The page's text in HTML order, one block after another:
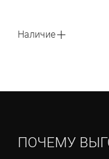
Наличие
ПОЧЕМУ